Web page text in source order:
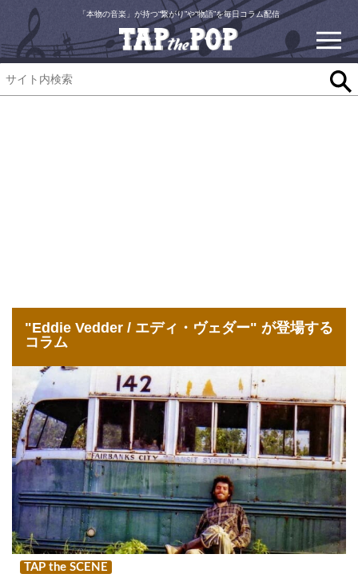
「本物の音楽」が持つ“繋がり”や“物語”を毎日コラム配信
"Eddie Vedder / エディ・ヴェダー" が登場する
コラム
TAP the SCENE